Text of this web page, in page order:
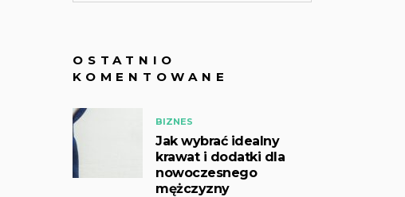
OSTATNIO
KOMENTOWANE
BIZNES
Jak wybrać idealny
krawat i dodatki dla
nowoczesnego
mężczyzny